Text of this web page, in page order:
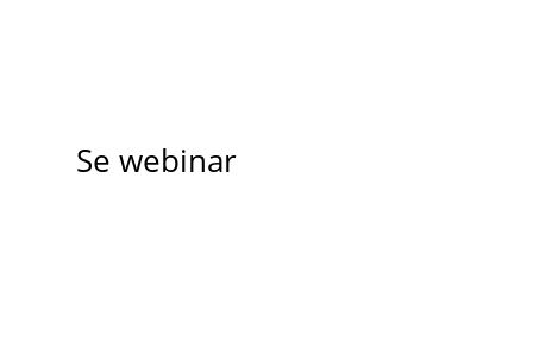
Se webinar